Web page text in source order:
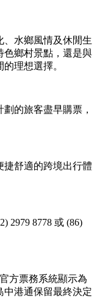
、水鄉風情及休閒生
色鄉村景點，還是與
理想選擇。
的旅客盡早購票，
捷舒適的跨境出行體
2979 8778 或 (86)
方票務系統顯示為
中港通保留最終決定